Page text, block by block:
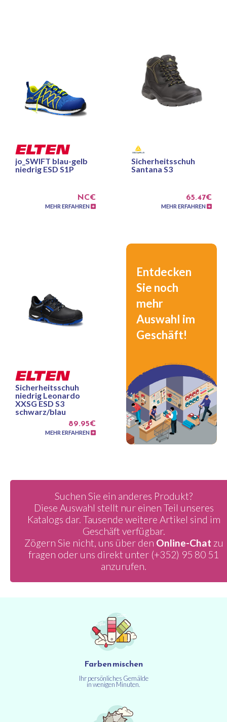
jo_SWIFT blau-gelb
niedrig ESD S1P
NC€
MEHR ERFAHREN
Sicherheitsschuh
Santana S3
65.47€
MEHR ERFAHREN
Sicherheitsschuh
niedrig Leonardo
XXSG ESD S3
schwarz/blau
89.95€
MEHR ERFAHREN
Entdecken
Sie noch
mehr
Auswahl im
Geschäft!
Suchen Sie ein anderes Produkt?
Diese Auswahl stellt nur einen Teil unseres
Katalogs dar. Tausende weitere Artikel sind im
Geschäft verfügbar.
Zögern Sie nicht, uns über den Online-Chat zu
fragen oder uns direkt unter (+352) 95 80 51
anzurufen.
Farben mischen
Ihr persönliches Gemälde
in wenigen Minuten.